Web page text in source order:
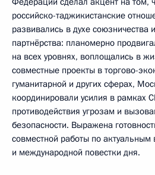
российско-таджикистанские
развивались в духе союзничества
партнёрства: планомерно
на всех уровнях, воплощались в
совместные проекты в торгово-
гуманитарной и других сферах,
координировали усилия в
противодействия угрозам и
безопасности. Выражена
совместной работы по актуальным
и международной повестки дня.